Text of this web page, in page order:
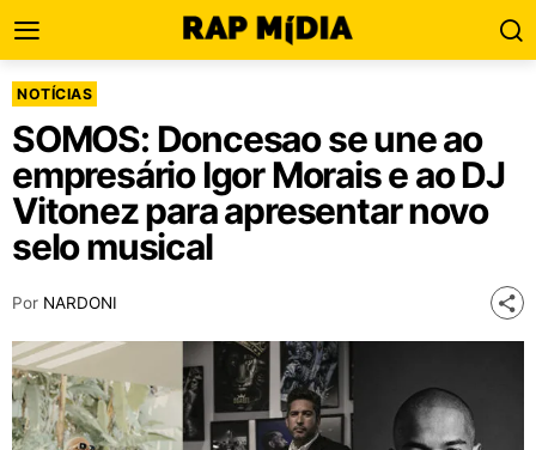
NOTÍCIAS
SOMOS: Doncesao se une ao
empresário Igor Morais e ao DJ
Vitonez para apresentar novo
selo musical
Por NARDONI